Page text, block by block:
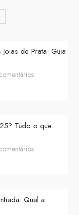
de Prata: Guia
Tudo o que
Qual a